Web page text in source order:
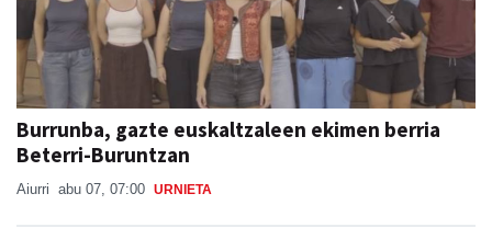
Burrunba, gazte euskaltzaleen ekimen berria
Beterri-Buruntzan
Aiurri abu 07, 07:00 URNIETA